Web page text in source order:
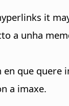
it
a unha
que quere
a imaxe.